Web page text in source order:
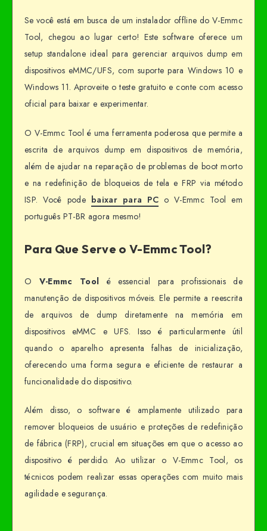
Se você está em busca de um instalador offline do V-Emmc
Tool, chegou ao lugar certo! Este software oferece um
setup standalone ideal para gerenciar arquivos dump em
dispositivos eMMC/UFS, com suporte para Windows 10 e
Windows 11. Aproveite o teste gratuito e conte com acesso
oficial para baixar e experimentar.
O V-Emmc Tool é uma ferramenta poderosa que permite a
escrita de arquivos dump em dispositivos de memória,
além de ajudar na reparação de problemas de boot morto
e na redefinição de bloqueios de tela e FRP via método
ISP. Você pode baixar para PCo V-Emmc Tool em
português PT-BR agora mesmo!
Para Que Serve o V-Emmc Tool?
O V-Emmc Tool é essencial para profissionais de
manutenção de dispositivos móveis. Ele permite a reescrita
de arquivos de dump diretamente na memória em
dispositivos eMMC e UFS. Isso é particularmente útil
quando o aparelho apresenta falhas de inicialização,
oferecendo uma forma segura e eficiente de restaurar a
funcionalidade do dispositivo.
Além disso, o software é amplamente utilizado para
remover bloqueios de usuário e proteções de redefinição
de fábrica (FRP), crucial em situações em que o acesso ao
dispositivo é perdido. Ao utilizar o V-Emmc Tool, os
técnicos podem realizar essas operações com muito mais
agilidade e segurança.